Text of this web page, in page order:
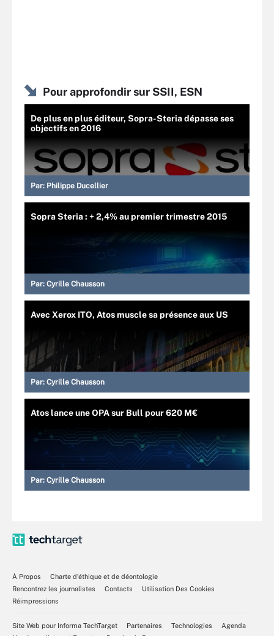
Pour approfondir sur SSII, ESN
De plus en plus éditeur, Sopra-Steria dépasse ses
objectifs en 2016
Par: Philippe Ducellier
Sopra Steria : + 2,4% au premier trimestre 2015
Par: Cyrille Chausson
Avec Xerox ITO, Atos muscle sa présence aux US
Par: Cyrille Chausson
Atos lance une OPA sur Bull pour 620 M€
Par: Cyrille Chausson
À Propos
Charte d’éthique et de déontologie
Rencontrez les journalistes
Contacts
Utilisation Des Cookies
Réimpressions
Site Web pour Informa TechTarget Partenaires Technologies
Agenda